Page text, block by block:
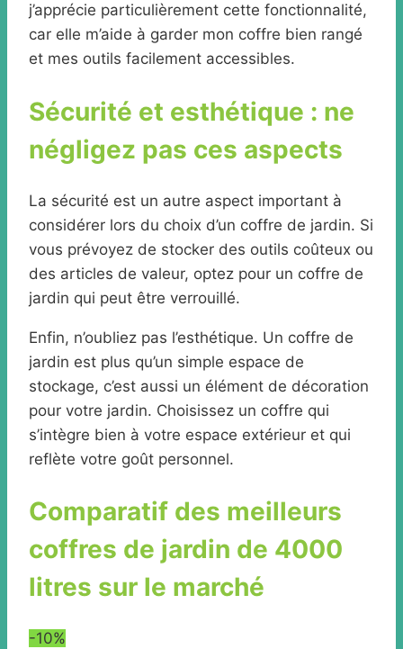
j’apprécie particulièrement cette fonctionnalité,
car elle m’aide à garder mon coffre bien rangé
et mes outils facilement accessibles.
Sécurité et esthétique : ne
négligez pas ces aspects
La sécurité est un autre aspect important à
considérer lors du choix d’un coffre de jardin. Si
vous prévoyez de stocker des outils coûteux ou
des articles de valeur, optez pour un coffre de
jardin qui peut être verrouillé.
Enfin, n’oubliez pas l’esthétique. Un coffre de
jardin est plus qu’un simple espace de
stockage, c’est aussi un élément de décoration
pour votre jardin. Choisissez un coffre qui
s’intègre bien à votre espace extérieur et qui
reflète votre goût personnel.
Comparatif des meilleurs
coffres de jardin de 4000
litres sur le marché
-10%